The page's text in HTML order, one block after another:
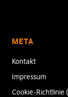
META
Kontakt
Impressum
Cookie-Richtlinie